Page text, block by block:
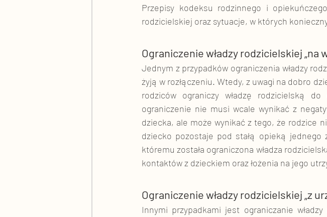
Przepisy kodeksu rodzinnego i
rodzicielskiej oraz sytuacje, w których
Ograniczenie władzy rodzicielskiej „na
Jednym z przypadków ograniczenia władzy
żyją w rozłączeniu. Wtedy, z uwagi na dobro
rodziców ograniczy władzę rodzicielską
ograniczenie nie musi wcale wynikać z
dziecka, ale może wynikać z tego, że rodzice
dziecko pozostaje pod stałą opieką
któremu została ograniczona władza
kontaktów z dzieckiem oraz łożenia na jego
Ograniczenie władzy rodzicielskiej „z
Innymi przypadkami jest ograniczanie